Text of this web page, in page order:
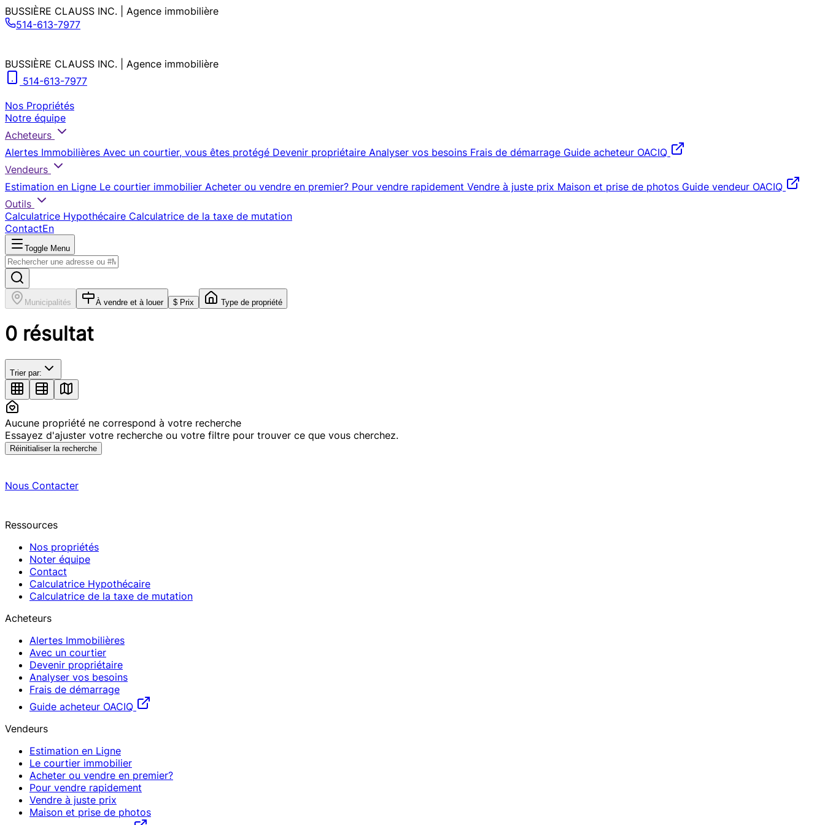
BUSSIÈRE CLAUSS INC. | Agence immobilière
514-613-7977
BUSSIÈRE CLAUSS INC. | Agence immobilière
514-613-7977
Nos Propriétés
Notre équipe
Acheteurs
Alertes Immobilières Avec un courtier, vous êtes protégé Devenir propriétaire Analyser vos besoins Frais de démarrage Guide acheteur OACIQ
Vendeurs
Estimation en Ligne Le courtier immobilier Acheter ou vendre en premier? Pour vendre rapidement Vendre à juste prix Maison et prise de photos Guide vendeur OACIQ
Outils
Calculatrice Hypothécaire Calculatrice de la taxe de mutation
ContactEn
Toggle Menu
Municipalités À vendre et à louer $ Prix Type de propriété
0 résultat
Trier par:
Aucune propriété ne correspond à votre recherche
Essayez d'ajuster votre recherche ou votre filtre pour trouver ce que vous cherchez.
Réinitialiser la recherche
Nous Contacter
Ressources
Nos propriétés
Noter équipe
Contact
Calculatrice Hypothécaire
Calculatrice de la taxe de mutation
Acheteurs
Alertes Immobilières
Avec un courtier
Devenir propriétaire
Analyser vos besoins
Frais de démarrage
Guide acheteur OACIQ
Vendeurs
Estimation en Ligne
Le courtier immobilier
Acheter ou vendre en premier?
Pour vendre rapidement
Vendre à juste prix
Maison et prise de photos